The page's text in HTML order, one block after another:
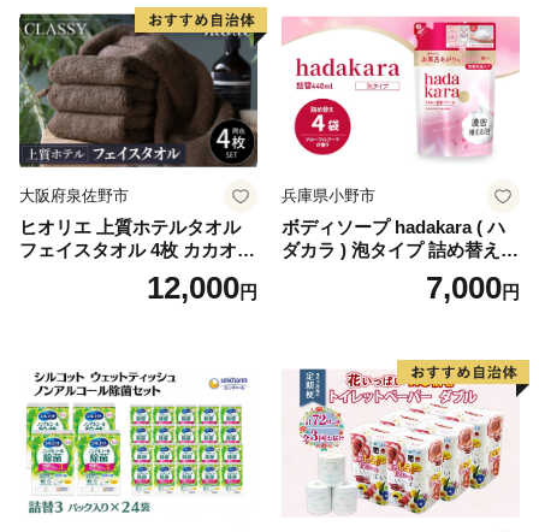
蓄 防災 エコ 消耗品 生活雑貨
生活用品 無香料 トイレット
ペーパー ダブル といれっと
ぺーぱー トイレ クレシア ト
イレットペーパー [BDBH002
-1]
大阪府泉佐野市
ヒオリエ 上質ホテルタオル
フェイスタオル 4枚 カカオ
【タオル 泉州タオル 吸水 普
段使い 無地 シンプル 日用品
12,000円
兵庫県小野市
ボディソープ hadakara ( ハ
ダカラ ) 泡タイプ 詰め替え 4
40ml×4袋 ボディーソープ 泡
ボディソープ 泡 日用品 消耗
泡石鹸 石鹸 兵庫 兵庫県 小野
7,000円